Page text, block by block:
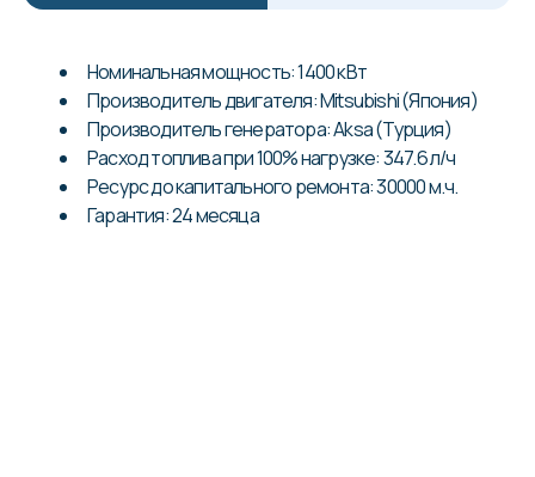
Номинальная мощность: 1400 кВт
Производитель двигателя: Mitsubishi (Япония)
Производитель генератора: Aksa (Турция)
Расход топлива при 100% нагрузке: 347.6 л/ч
Ресурс до капитального ремонта: 30000 м.ч.
Гарантия: 24 месяца